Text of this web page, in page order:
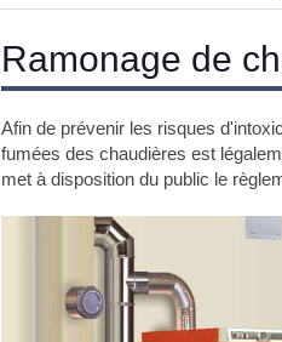
Ramonage de
Afin de prévenir les risques
fumées des chaudières est
met à disposition du public le